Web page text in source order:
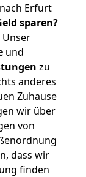
Erfurt
sparen?
Unser
und
zu
anderes
Zuhause
wir über
von
dass wir
finden